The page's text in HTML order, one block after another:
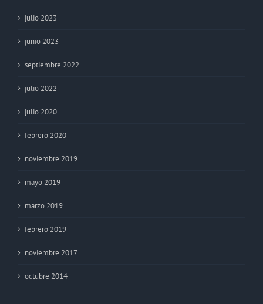
julio 2023
junio 2023
septiembre 2022
julio 2022
julio 2020
febrero 2020
noviembre 2019
mayo 2019
marzo 2019
febrero 2019
noviembre 2017
octubre 2014